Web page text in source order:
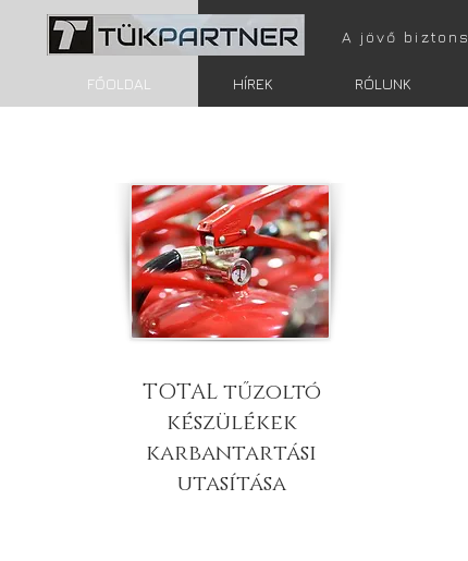
A jövő
FŐOLDAL HÍREK RÓLUNK
TOTAL tűzoltó
készülékek
karbantartási
utasítása